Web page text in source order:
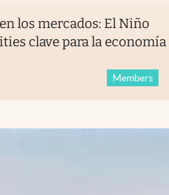
los mercados: El Niño
clave para la economía
Members